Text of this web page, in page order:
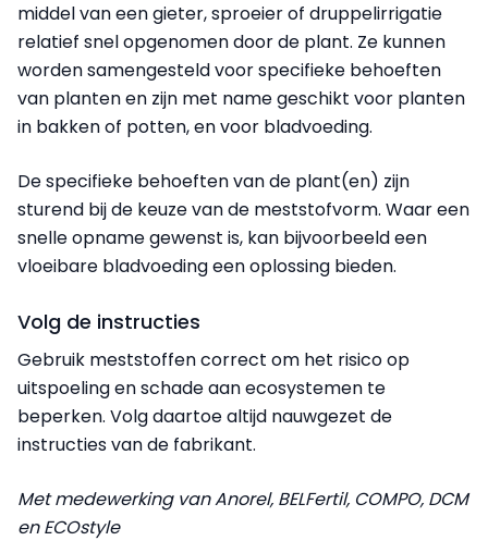
middel van een gieter, sproeier of druppelirrigatie
relatief snel opgenomen door de plant. Ze kunnen
worden samengesteld voor specifieke behoeften
van planten en zijn met name geschikt voor planten
in bakken of potten, en voor bladvoeding.
De specifieke behoeften van de plant(en) zijn
sturend bij de keuze van de meststofvorm. Waar een
snelle opname gewenst is, kan bijvoorbeeld een
vloeibare bladvoeding een oplossing bieden.
Volg de instructies
Gebruik meststoffen correct om het risico op
uitspoeling en schade aan ecosystemen te
beperken. Volg daartoe altijd nauwgezet de
instructies van de fabrikant.
Met medewerking van Anorel, BELFertil, COMPO, DCM
en ECOstyle